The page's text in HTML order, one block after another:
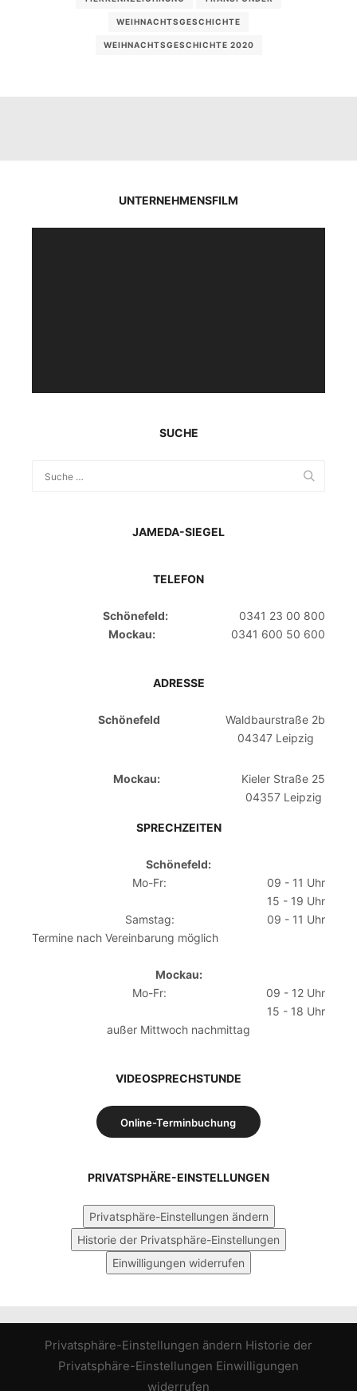
WEIHNACHTSGESCHICHTE
WEIHNACHTSGESCHICHTE 2020
UNTERNEHMENSFILM
SUCHE
JAMEDA-SIEGEL
TELEFON
Schönefeld:
0341 23 00 800
Mockau:
0341 600 50 600
ADRESSE
Schönefeld
Waldbaurstraße 2b
04347 Leipzig
Mockau:
Kieler Straße 25
04357 Leipzig
SPRECHZEITEN
Schönefeld:
Mo-Fr:
09 - 11 Uhr
15 - 19 Uhr
Samstag:
09 - 11 Uhr
Termine nach Vereinbarung möglich
Mockau:
Mo-Fr:
09 - 12 Uhr
15 - 18 Uhr
außer Mittwoch nachmittag
VIDEOSPRECHSTUNDE
Online-Terminbuchung
PRIVATSPHÄRE-EINSTELLUNGEN
Privatsphäre-Einstellungen ändern
Historie der Privatsphäre-Einstellungen
Einwilligungen widerrufen
Privatsphäre-Einstellungen ändern Historie der
Privatsphäre-Einstellungen Einwilligungen
widerrufen